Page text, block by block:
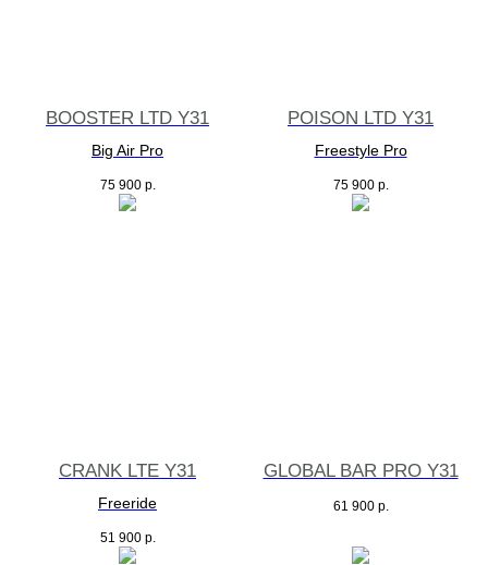
BOOSTER LTD Y31
Big Air Pro
75 900 р.
POISON LTD Y31
Freestyle Pro
75 900 р.
CRANK LTE Y31
Freeride
51 900 р.
GLOBAL BAR PRO Y31
61 900 р.